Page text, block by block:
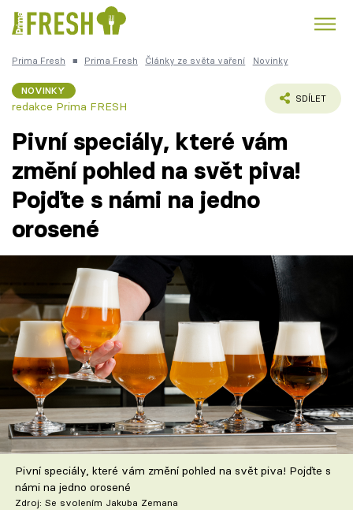
Česká kuchyně Čokoláda
Témata
Recepty
Články
TV Program
Škola vaření
Recepty z TV
Speciál: Cuketa
Těhotnej kuchař
Prima Fresh ■ Prima Fresh Články ze světa vaření Novinky
NOVINKY
redakce Prima FRESH
SDÍLET
Pivní speciály, které vám
změní pohled na svět piva!
Pojďte s námi na jedno
orosené
Pivní speciály, které vám změní pohled na svět piva! Pojďte s
námi na jedno orosené
Zdroj: Se svolením Jakuba Zemana